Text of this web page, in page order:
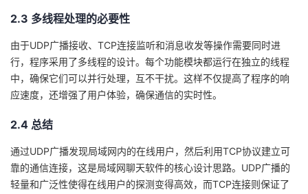
2.3 多线程处理的必要性
由于UDP广播接收、TCP连接监听和消息收发等操作需要同时进
行，程序采用了多线程的设计。每个功能模块都运行在独立的线程
中，确保它们可以并行处理，互不干扰。这样不仅提高了程序的响
应速度，还增强了用户体验，确保通信的实时性。
2.4 总结
通过UDP广播发现局域网内的在线用户，然后利用TCP协议建立可
靠的通信连接，这是局域网聊天软件的核心设计思路。UDP广播的
轻量和广泛性使得在线用户的探测变得高效，而TCP连接则保证了